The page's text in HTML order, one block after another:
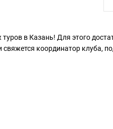
в Казань! Для этого
свяжется координатор клуба,